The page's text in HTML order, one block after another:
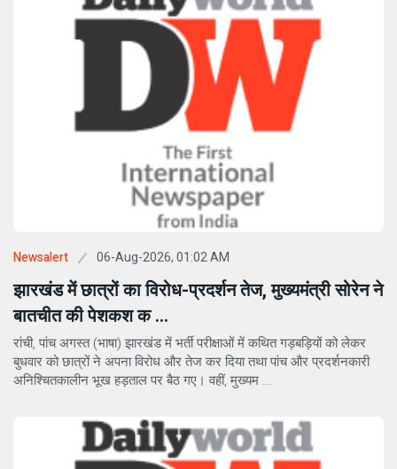
Newsalert 06-Aug-2026, 01:02 AM
झारखंड में छात्रों का विरोध-प्रदर्शन तेज, मुख्यमंत्री सोरेन ने
बातचीत की पेशकश क ...
रांची, पांच अगस्त (भाषा) झारखंड में भर्ती परीक्षाओं में कथित गड़बड़ियों को लेकर
बुधवार को छात्रों ने अपना विरोध और तेज कर दिया तथा पांच और प्रदर्शनकारी
अनिश्चितकालीन भूख हड़ताल पर बैठ गए। वहीं, मुख्यम ...